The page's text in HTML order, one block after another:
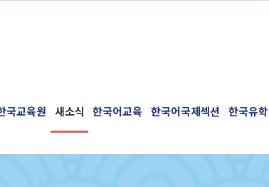
국교육원 새소식 한국어교육 한국어국제섹션 한국유